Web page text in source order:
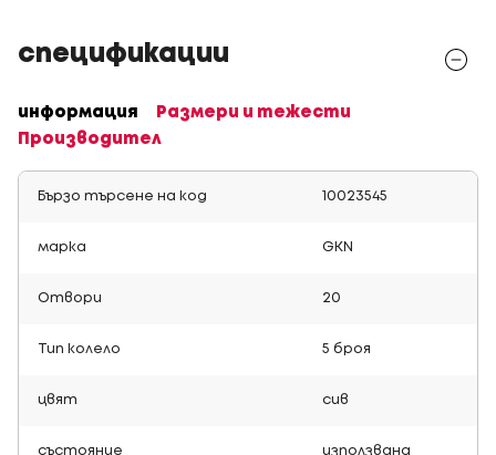
спецификации
информация
Размери и тежести
Производител
Бързо търсене на код 10023545
марка GKN
Отвори 20
Тип колело 5 броя
цвят сив
състояние използвана